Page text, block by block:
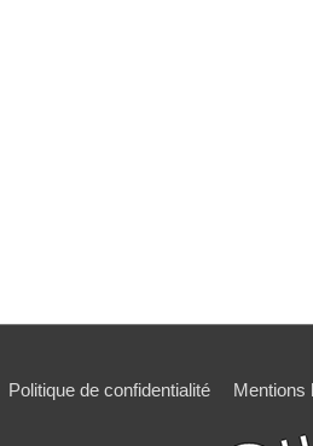
Politique de confidentialité Mentions